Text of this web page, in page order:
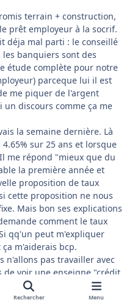
terrain + construction,
prêt employeur à la socrif.
déja mal parti : le conseillé
banquiers sont des
étude complète pour notre
parceque lui il est
me piquer de l'argent
un discours comme ça me
la semaine dernière. Là
sur 25 ans et lorsque
me répond "mieux que du
la première année et
proposition de taux
cette proposition ne nous
Mais bon ses explications
comment le taux
qq'un peut m'expliquer
m'aiderais bcp.
n'allons pas travailler avec
voir une enseigne "crédit
arrivé devant la porte de
Rechercher Menu